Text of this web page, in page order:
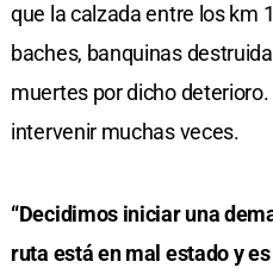
que la calzada entre los km
baches, banquinas
muertes por dicho
intervenir muchas veces.
“Decidimos iniciar una
ruta está en mal estado y